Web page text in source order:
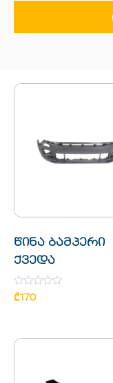
წინა ბამპერი
ქვედა
Rated
0
₾170